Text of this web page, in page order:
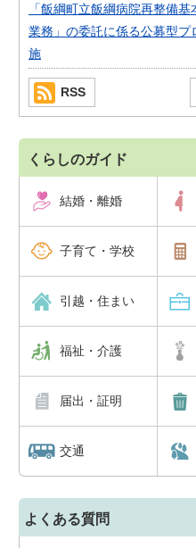
「飯綱町立飯綱病院再整備
業務」の委託に係る公募型プ
施
RSS
くらしのガイド
結婚・離婚
子育て・学校
引越・住まい
福祉・介護
届出・証明
交通
よくある質問